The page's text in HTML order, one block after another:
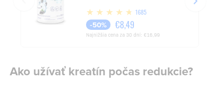
1685
-50% €8,49
Najnižšia cena za 30 dní: €16,99
Ako užívať kreatín počas redukcie?